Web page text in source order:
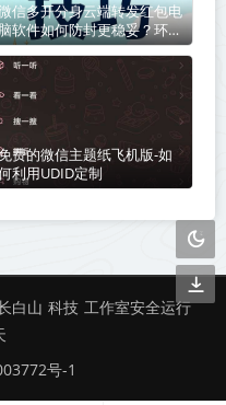
信多开分身云端转发红包电
软件如何防封更稳妥？环境
操作双重防封指南
费的微信主题纸飞机版-如
利用UDID定制
长白山 科技 工作室安全运行
号-1